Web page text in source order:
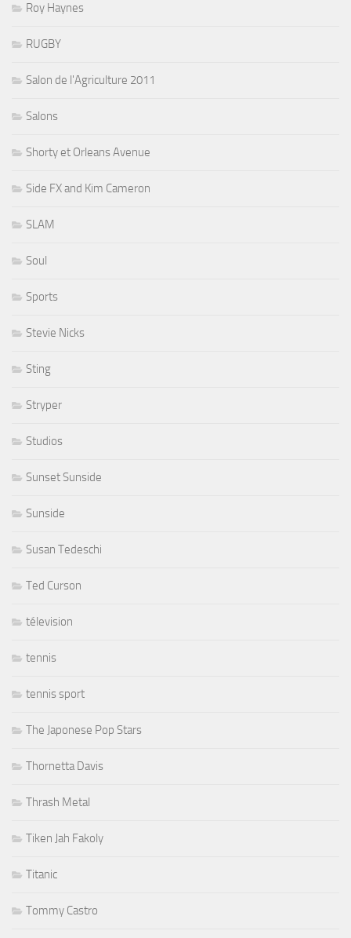
Roy Haynes
RUGBY
Salon de l'Agriculture 2011
Salons
Shorty et Orleans Avenue
Side FX and Kim Cameron
SLAM
Soul
Sports
Stevie Nicks
Sting
Stryper
Studios
Sunset Sunside
Sunside
Susan Tedeschi
Ted Curson
télevision
tennis
tennis sport
The Japonese Pop Stars
Thornetta Davis
Thrash Metal
Tiken Jah Fakoly
Titanic
Tommy Castro